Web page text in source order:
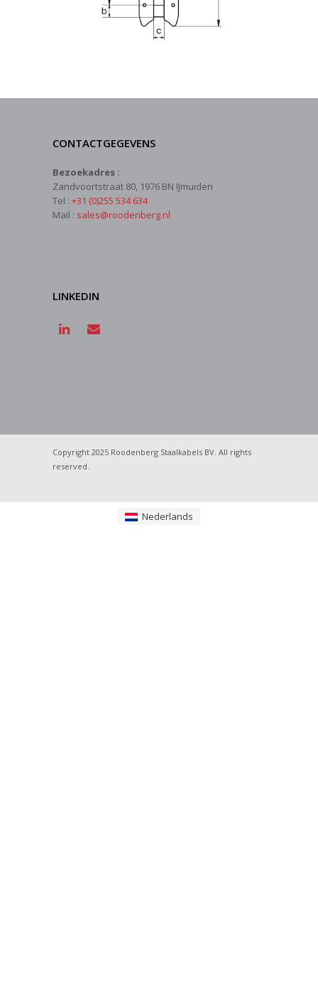
CONTACTGEGEVENS
Bezoekadres :
Zandvoortstraat 80, 1976 BN IJmuiden
Tel : +31 (0)255 534 634
Mail : sales@roodenberg.nl
LINKEDIN
Copyright 2025 Roodenberg Staalkabels BV. All rights
reserved.
Nederlands